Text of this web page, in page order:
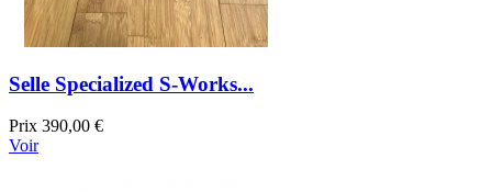
Selle Specialized S-Works...
Prix 390,00 €
Voir